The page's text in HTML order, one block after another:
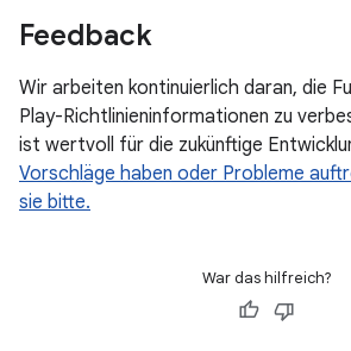
Feedback
Wir arbeiten kontinuierlich daran, die
Play-Richtlinieninformationen zu
ist wertvoll für die zukünftige
Vorschläge haben oder Probleme
sie bitte.
War das hilfreich?